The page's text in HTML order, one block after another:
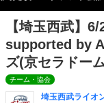
【埼玉西武】
supported by
ズ(京セラドー
チーム・協会
埼玉西武ライオ